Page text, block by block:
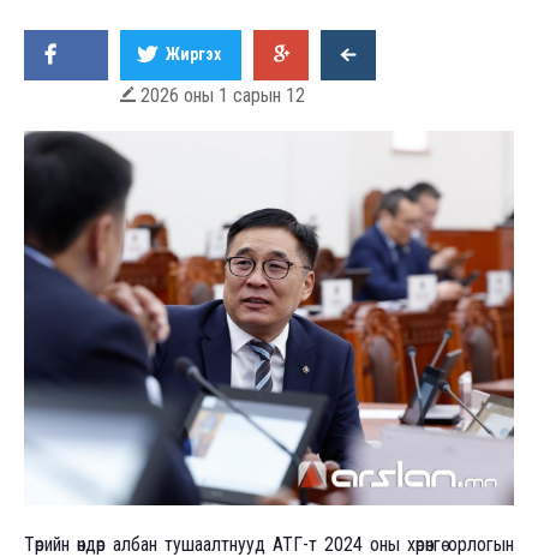
Жиргэх
 2026 оны 1 сарын 12
Төрийн өндөр албан тушаалтнууд АТГ-т 2024 оны хөрөнгө орлогын